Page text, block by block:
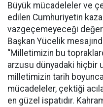
Büyük mücadeleler ve
edilen Cumhuriyetin
vazgeçemeyeceği
Başkan Yücelik
“Milletimizin bu
arzusu dünyadaki hiçbir
milletimizin tarih
mücadeleler, çektiği
en güzel ispatıdır.